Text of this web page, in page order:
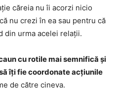
căreia nu îi acorzi nicio
nu crezi în ea sau pentru că
din urma acelei relații.
cu rotile mai semnifică și
îți fie coordonate acțiunile
de către cineva.